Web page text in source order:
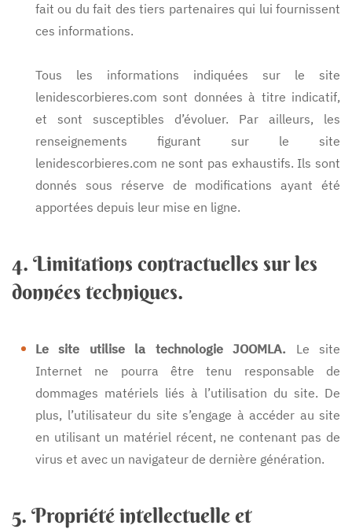
fait ou du fait des tiers partenaires qui lui fournissent
ces informations.
Tous les informations indiquées sur le site
lenidescorbieres.com sont données à titre indicatif,
et sont susceptibles d’évoluer. Par ailleurs, les
renseignements figurant sur le site
lenidescorbieres.com ne sont pas exhaustifs. Ils sont
donnés sous réserve de modifications ayant été
apportées depuis leur mise en ligne.
4. Limitations contractuelles sur les
données techniques.
Le site utilise la technologie JOOMLA. Le site
Internet ne pourra être tenu responsable de
dommages matériels liés à l’utilisation du site. De
plus, l’utilisateur du site s’engage à accéder au site
en utilisant un matériel récent, ne contenant pas de
virus et avec un navigateur de dernière génération.
5. Propriété intellectuelle et